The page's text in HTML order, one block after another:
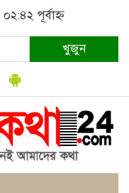
পূর্বাহ্ন
খুজুন